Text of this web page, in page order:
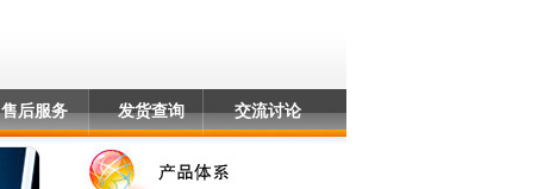
售后服务 发货查询 交流讨论